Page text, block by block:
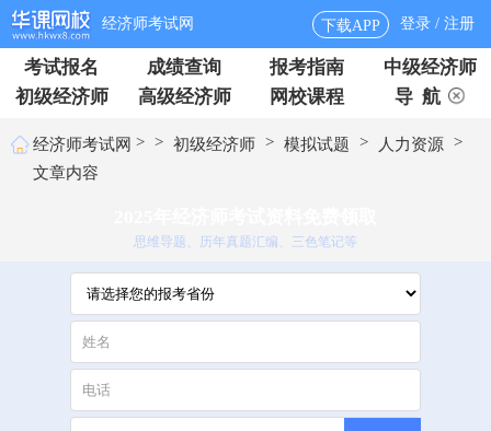
经济师考试网 下载APP 登录 / 注册
考试报名 成绩查询 报考指南
中级经济师
初级经济师
高级经济师 网校课程 导 航
经济师考试网 > > 初级经济师 > 模拟试题 > 人力资源 >
文章内容
思维导题、历年真题汇编、三色笔记等